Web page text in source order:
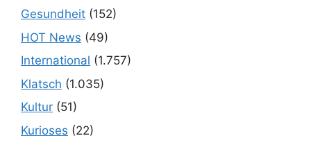
Gesundheit (152)
HOT News (49)
International (1.757)
Klatsch (1.035)
Kultur (51)
Kurioses (22)